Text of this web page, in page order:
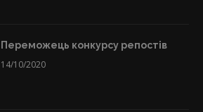
Переможець конкурсу репостів
14/10/2020